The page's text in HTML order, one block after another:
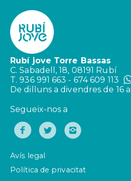
Rubí jove Torre Bassas
C. Sabadell, 18, 08191 Rubí
T. 936 991 663 - 674 609 113
De dilluns a divendres de 16
Segueix-nos a
Avís legal
Política de privacitat